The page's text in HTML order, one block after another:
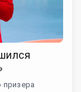
призера